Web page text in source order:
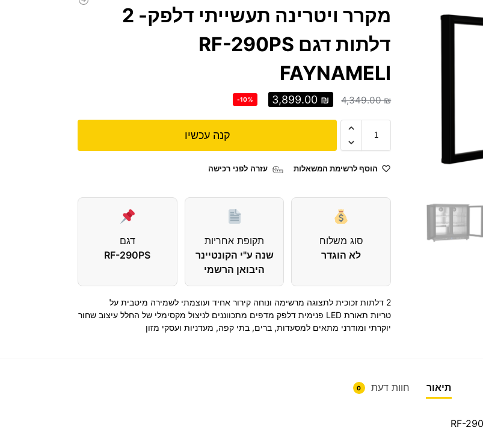
מקרר ויטרינה תעשייתי דלפק- 2
דלתות‎ דגם RF-290PS
FAYNAMELI
4,349.00₪
3,899.00 ₪
-10%
קנה עכשיו
הוסף לרשימת המשאלות עזרה לפני רכישה
סוג משלוח
לא הוגדר
תקופת אחריות
שנה ע"י הקונטיינר
היבואן הרשמי
דגם
RF-290PS
2 דלתות זכוכית לתצוגה מרשימה ונוחה קירור אחיד ועוצמתי לשמירה מיטבית על
טריות תאורת LED פנימית דלפק מדפים מתכווננים לניצול מקסימלי של החלל עיצוב שחור
יוקרתי ומודרני מתאים למסעדות, ברים, בתי קפה, מעדניות ועסקי מזון
תיאור חוות דעת 0